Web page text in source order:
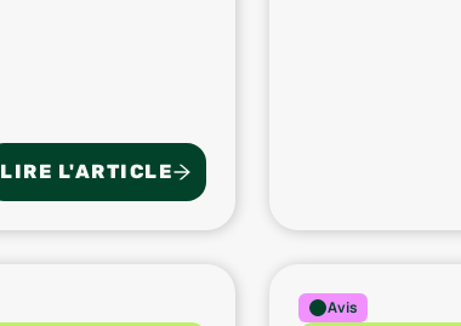
LIRE L'ARTICLE
Avis